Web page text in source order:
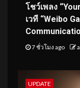
โชว์เพลง
เวที “Weibo
7 ชั่วโมง ago
UPDATE